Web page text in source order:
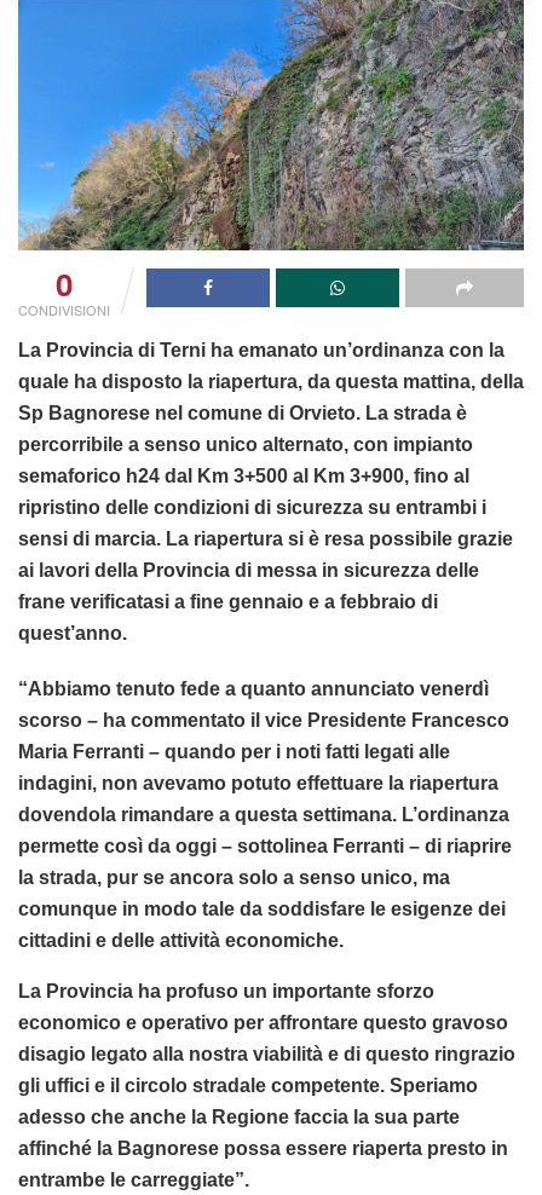
0
CONDIVISIONI
La Provincia di Terni ha emanato un’ordinanza con la
quale ha disposto la riapertura, da questa mattina, della
Sp Bagnorese nel comune di Orvieto. La strada è
percorribile a senso unico alternato, con impianto
semaforico h24 dal Km 3+500 al Km 3+900, fino al
ripristino delle condizioni di sicurezza su entrambi i
sensi di marcia. La riapertura si è resa possibile grazie
ai lavori della Provincia di messa in sicurezza delle
frane verificatasi a fine gennaio e a febbraio di
quest’anno.
“Abbiamo tenuto fede a quanto annunciato venerdì
scorso – ha commentato il vice Presidente Francesco
Maria Ferranti – quando per i noti fatti legati alle
indagini, non avevamo potuto effettuare la riapertura
dovendola rimandare a questa settimana. L’ordinanza
permette così da oggi – sottolinea Ferranti – di riaprire
la strada, pur se ancora solo a senso unico, ma
comunque in modo tale da soddisfare le esigenze dei
cittadini e delle attività economiche.
La Provincia ha profuso un importante sforzo
economico e operativo per affrontare questo gravoso
disagio legato alla nostra viabilità e di questo ringrazio
gli uffici e il circolo stradale competente. Speriamo
adesso che anche la Regione faccia la sua parte
affinché la Bagnorese possa essere riaperta presto in
entrambe le carreggiate”.